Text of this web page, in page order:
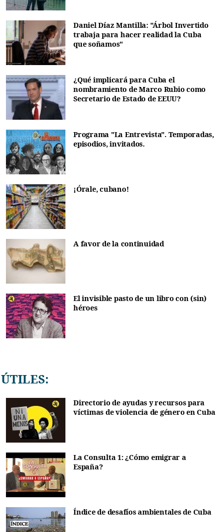
Daniel Díaz Mantilla: "Árbol Invertido
trabaja para hacer realidad la Cuba
que soñamos"
¿Qué implicará para Cuba el
nombramiento de Marco Rubio como
Secretario de Estado de EEUU?
Programa "La Entrevista". Temporadas,
episodios, invitados.
¡Órale, cubano!
A favor de la continuidad
El invisible pasto de un libro con (sin)
héroes
ÚTILES:
Directorio de ayudas y recursos para
víctimas de violencia de género en Cuba
La Consulta 1: ¿Cómo emigrar a
España?
Índice de desafíos ambientales de Cuba